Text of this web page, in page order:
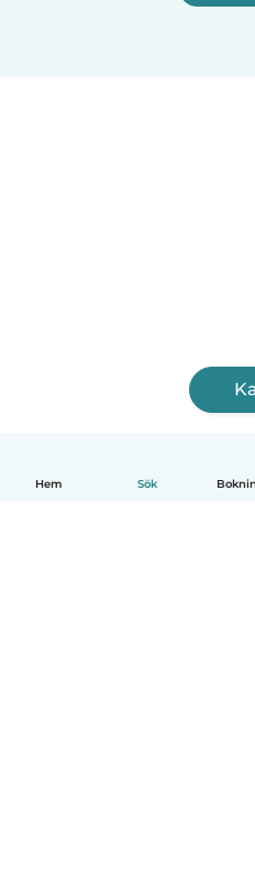
Hem Sök